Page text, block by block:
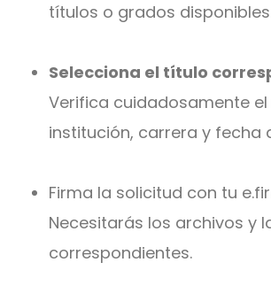
títulos o grados
Selecciona el título
Verifica cuidadosamente
institución, carrera y fecha
Firma la solicitud con tu
Necesitarás los archivos y
correspondientes.